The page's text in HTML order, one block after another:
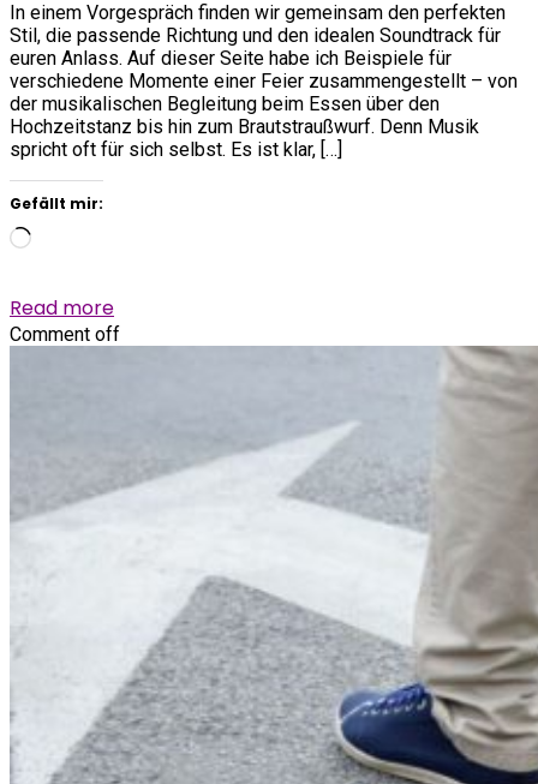
In einem Vorgespräch finden wir gemeinsam den perfekten
Stil, die passende Richtung und den idealen Soundtrack für
euren Anlass. Auf dieser Seite habe ich Beispiele für
verschiedene Momente einer Feier zusammengestellt – von
der musikalischen Begleitung beim Essen über den
Hochzeitstanz bis hin zum Brautstraußwurf. Denn Musik
spricht oft für sich selbst. Es ist klar, […]
Gefällt mir:
Wird
Read more
Comment off